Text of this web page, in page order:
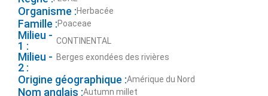
Organisme :Herbacée
Famille :Poaceae
Milieu -
1 :
CONTINENTAL
Milieu -
2 :
Berges exondées des rivières
Origine géographique :Amérique du Nord
Nom anglais :Autumn millet